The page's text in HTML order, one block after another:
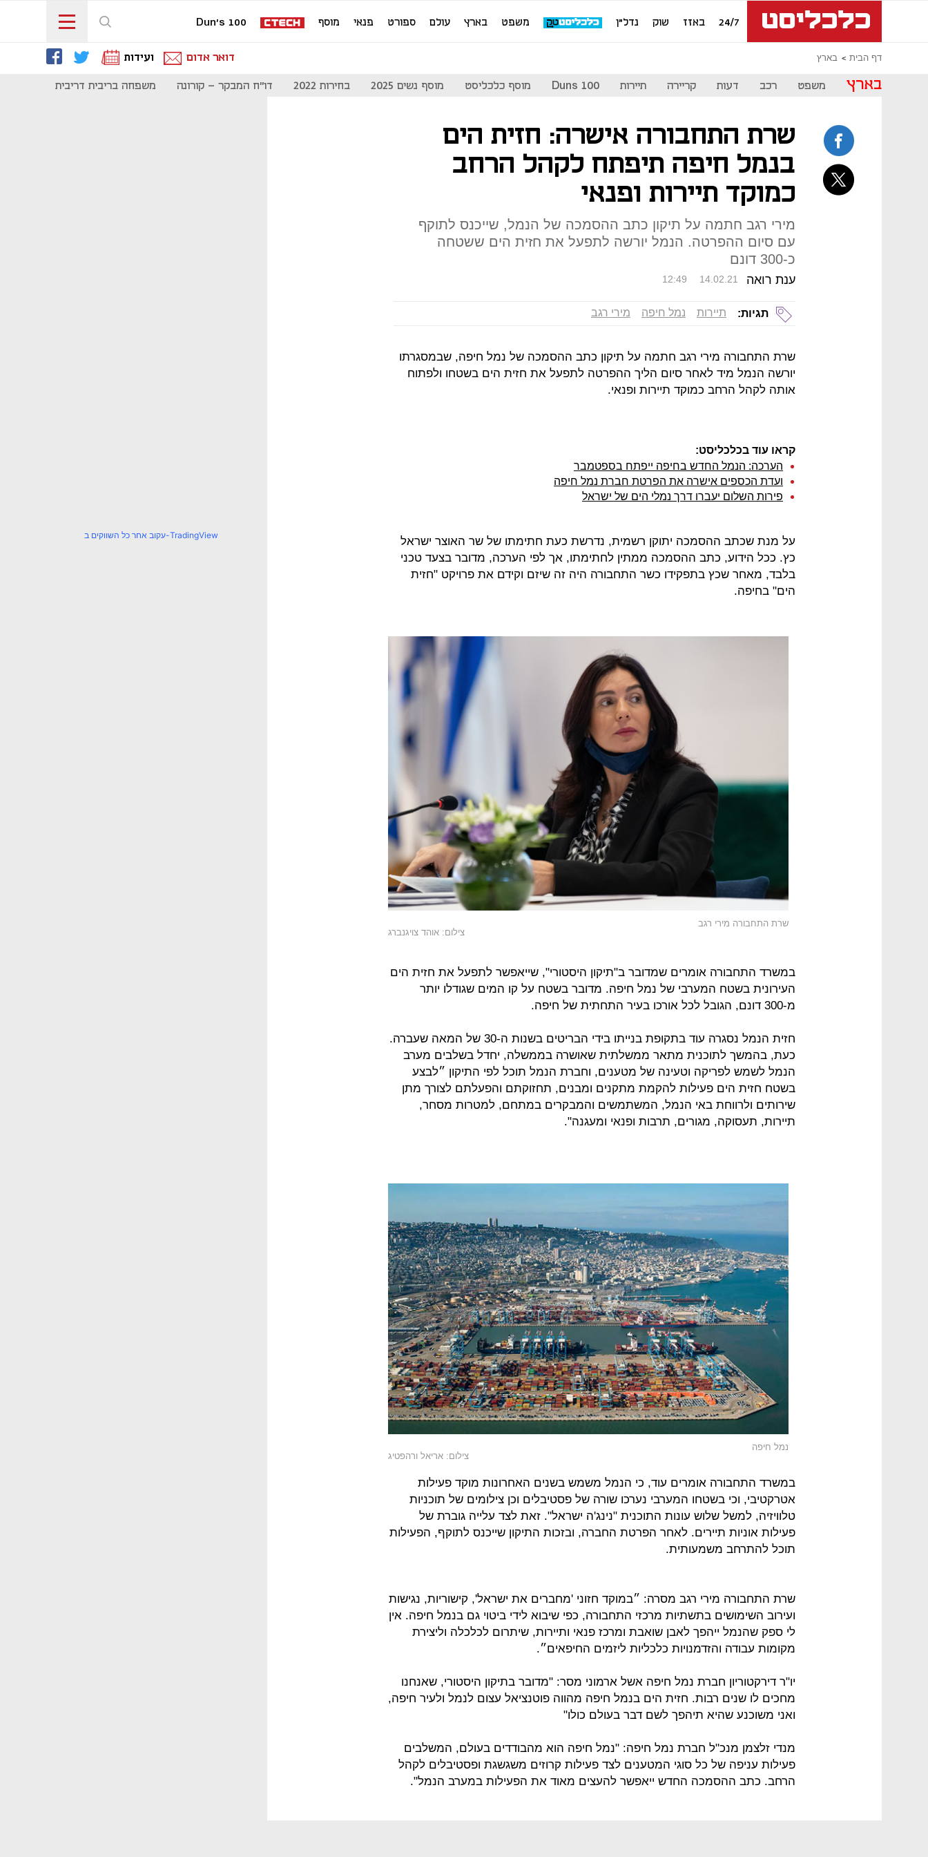
24/7 באזז שוק נדל"ן משפט בארץ עולם ספורט פנאי מוסף Dun's 100
דף הבית בארץ דואר אדום ועידות
בארץ משפט רכב דעות קריירה תיירות Duns 100 מוסף כלכליסט מוסף נשים 2025 בחירות 2022 דו"ח המבקר - קורונה משפחה בריבית דריבית
שרת התחבורה אישרה: חזית הים
בנמל חיפה תיפתח לקהל הרחב
כמוקד תיירות ופנאי
מירי רגב חתמה על תיקון כתב ההסמכה של הנמל, שייכנס לתוקף
עם סיום ההפרטה. הנמל יורשה לתפעל את חזית הים ששטחה
כ-300 דונם
ענת רואה 12:49 14.02.21
תגיות: תיירות נמל חיפה מירי רגב
שרת התחבורה מירי רגב חתמה על תיקון כתב ההסמכה של נמל חיפה, שבמסגרתו
יורשה הנמל מיד לאחר סיום הליך ההפרטה לתפעל את חזית הים בשטחו ולפתוח
אותה לקהל הרחב כמוקד תיירות ופנאי.
קראו עוד בכלכליסט:
הערכה: הנמל החדש בחיפה ייפתח בספטמבר
ועדת הכספים אישרה את הפרטת חברת נמל חיפה
פירות השלום יעברו דרך נמלי הים של ישראל
על מנת שכתב ההסמכה יתוקן רשמית, נדרשת כעת חתימתו של שר האוצר ישראל
כץ. ככל הידוע, כתב ההסמכה ממתין לחתימתו, אך לפי הערכה, מדובר בצעד טכני
בלבד, מאחר שכץ בתפקידו כשר התחבורה היה זה שיזם וקידם את פרויקט "חזית
הים" בחיפה.
שרת התחבורה מירי רגב
צילום: אוהד צויגנברג
במשרד התחבורה אומרים שמדובר ב"תיקון היסטורי", שייאפשר לתפעל את חזית הים
העירונית בשטח המערבי של נמל חיפה. מדובר בשטח על קו המים שגודלו יותר
מ-300 דונם, הגובל לכל אורכו בעיר התחתית של חיפה.
חזית הנמל נסגרה עוד בתקופת בנייתו בידי הבריטים בשנות ה-30 של המאה שעברה.
כעת, בהמשך לתוכנית מתאר ממשלתית שאושרה בממשלה, יחדל בשלבים מערב
הנמל לשמש לפריקה וטעינה של מטענים, וחברת הנמל תוכל לפי התיקון ״לבצע
בשטח חזית הים פעילות להקמת מתקנים ומבנים, תחזוקתם והפעלתם לצורך מתן
שירותים ולרווחת באי הנמל, המשתמשים והמבקרים במתחם, למטרות מסחר,
תיירות, תעסוקה, מגורים, תרבות ופנאי ומעגנה".
נמל חיפה
צילום: אריאל ורהפטיג
במשרד התחבורה אומרים עוד, כי הנמל משמש בשנים האחרונות מוקד פעילות
אטרקטיבי, וכי בשטחו המערבי נערכו שורה של פסטיבלים וכן צילומים של תוכניות
טלוויזיה, למשל שלוש עונות התוכנית "נינג'ה ישראל". זאת לצד עלייה גוברת של
פעילות אוניות תיירים. לאחר הפרטת החברה, ובזכות התיקון שייכנס לתוקף, הפעילות
תוכל להתרחב משמעותית.
שרת התחבורה מירי רגב מסרה: ״במוקד חזוני 'מחברים את ישראל', קישוריות, נגישות
ועירוב השימושים בתשתיות מרכזי התחבורה, כפי שיבוא לידי ביטוי גם בנמל חיפה. אין
לי ספק שהנמל ייהפך לאבן שואבת ומרכז פנאי ותיירות, שיתרום לכלכלה וליצירת
מקומות עבודה והזדמנויות כלכליות ליזמים החיפאים״.
יו"ר דירקטוריון חברת נמל חיפה אשל ארמוני מסר: "מדובר בתיקון היסטורי, שאנחנו
מחכים לו שנים רבות. חזית הים בנמל חיפה מהווה פוטנציאל עצום לנמל ולעיר חיפה,
ואני משוכנע שהיא תיהפך לשם דבר בעולם כולו"
מנדי זלצמן מנכ"ל חברת נמל חיפה: "נמל חיפה הוא מהבודדים בעולם, המשלבים
פעילות עניפה של כל סוגי המטענים לצד פעילות קרוזים משגשגת ופסטיבלים לקהל
הרחב. כתב ההסמכה החדש ייאפשר להעצים מאוד את הפעילות במערב הנמל".
עקוב אחר כל השווקים ב-TradingView